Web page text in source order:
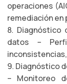
operaciones
remediación en
8. Diagnóstico
datos –
9. Diagnóstico
– Monitoreo